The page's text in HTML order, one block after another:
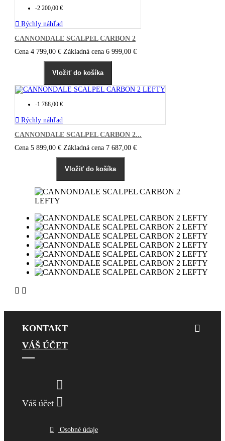
-2 200,00 €
 Rýchly náhľad
CANNONDALE SCALPEL CARBON 2
Cena 4 799,00 € Základná cena 6 999,00 €
Vložiť do košíka
-1 788,00 €
 Rýchly náhľad
CANNONDALE SCALPEL CARBON 2...
Cena 5 899,00 € Základná cena 7 687,00 €
Vložiť do košíka
 
KONTAKT
VÁŠ ÚČET
Váš účet


Osobné údaje